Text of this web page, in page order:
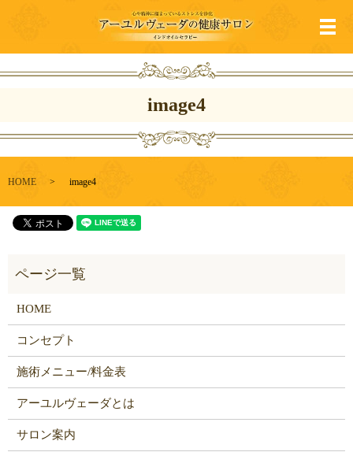
メ
image4
HOME image4
HOME
コンセプト
施術メニュー/料金表
アーユルヴェーダとは
サロン案内